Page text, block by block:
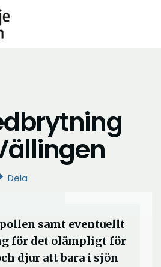
Dela
samt eventuellt
för det olämpligt för
djur att bara i sjön